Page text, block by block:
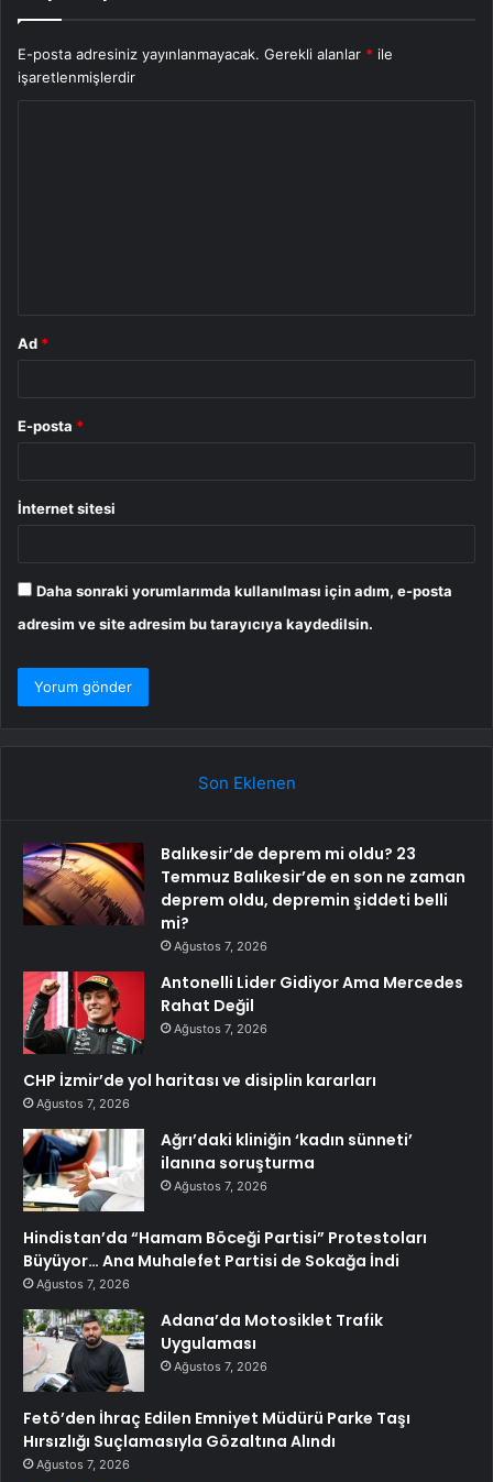
E-posta adresiniz yayınlanmayacak. Gerekli alanlar * ile
işaretlenmişlerdir
Ad *
E-posta *
İnternet sitesi
Daha sonraki yorumlarımda kullanılması için adım, e-posta
adresim ve site adresim bu tarayıcıya kaydedilsin.
Son Eklenen
Balıkesir’de deprem mi oldu? 23
Temmuz Balıkesir’de en son ne zaman
deprem oldu, depremin şiddeti belli
mi?
Ağustos 7, 2026
Antonelli Lider Gidiyor Ama Mercedes
Rahat Değil
Ağustos 7, 2026
CHP İzmir’de yol haritası ve disiplin kararları
Ağustos 7, 2026
Ağrı’daki kliniğin ‘kadın sünneti’
ilanına soruşturma
Ağustos 7, 2026
Hindistan’da “Hamam Böceği Partisi” Protestoları
Büyüyor… Ana Muhalefet Partisi de Sokağa İndi
Ağustos 7, 2026
Adana’da Motosiklet Trafik
Uygulaması
Ağustos 7, 2026
Fetö’den İhraç Edilen Emniyet Müdürü Parke Taşı
Hırsızlığı Suçlamasıyla Gözaltına Alındı
Ağustos 7, 2026